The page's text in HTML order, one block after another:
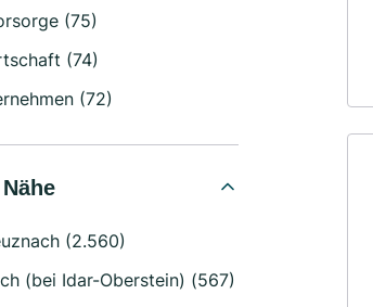
(75)
(74)
(72)
(2.560)
(bei Idar-Oberstein) (567)